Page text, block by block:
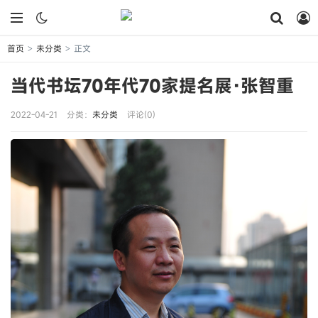
首页 > 未分类 > 正文
当代书坛70年代70家提名展·张智重
2022-04-21 分类： 未分类 评论(0)